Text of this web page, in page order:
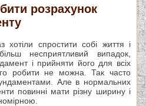
розрахунок
спростити собі життя і
несприятливий випадок,
і прийняти його для всіх
робити не можна. Так часто
Але в нормальних
повинні мати різну ширину і